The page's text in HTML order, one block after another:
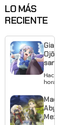
LO MÁS
RECIENTE
Giant
Ojō-
sama
revela
visual y
estreno
para
enero de
Hace 5
horas
Made in
Abyss:
Mezameru